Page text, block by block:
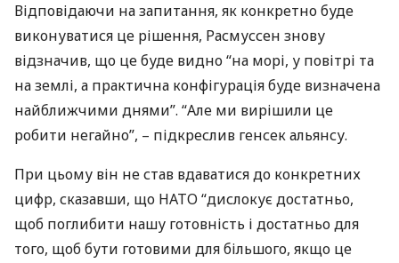
Відповідаючи на запитання, як конкретно буде
виконуватися це рішення, Расмуссен знову
відзначив, що це буде видно “на морі, у повітрі та
на землі, а практична конфігурація буде визначена
найближчими днями”. “Але ми вирішили це
робити негайно”, – підкреслив генсек альянсу.
При цьому він не став вдаватися до конкретних
цифр, сказавши, що НАТО “дислокує достатньо,
щоб поглибити нашу готовність і достатньо для
того, щоб бути готовими для більшого, якщо це